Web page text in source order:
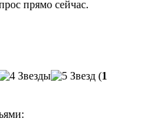
прямо сейчас.
(1